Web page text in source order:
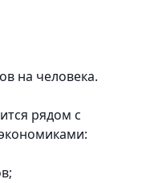
на человека.
рядом с